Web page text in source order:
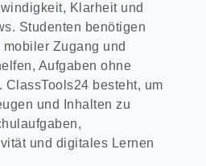
Klarheit und
Studenten benötigen
Zugang und
Aufgaben ohne
besteht, um
und Inhalten zu
und digitales Lernen